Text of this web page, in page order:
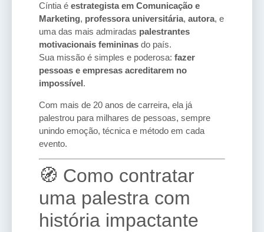
Cíntia é estrategista em Comunicação e
Marketing, professora universitária, autora, e
uma das mais admiradas palestrantes
motivacionais femininas do país.
Sua missão é simples e poderosa: fazer
pessoas e empresas acreditarem no
impossível.
Com mais de 20 anos de carreira, ela já
palestrou para milhares de pessoas, sempre
unindo emoção, técnica e método em cada
evento.
🧭 Como contratar
uma palestra com
história impactante